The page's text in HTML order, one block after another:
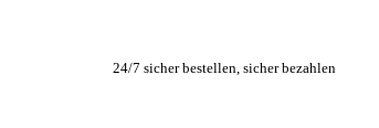
24/7 sicher bestellen, sicher bezahlen